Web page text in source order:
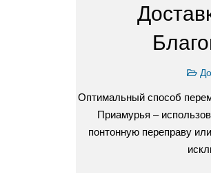
Оптимальный способ
Приамурья –
понтонную переправу